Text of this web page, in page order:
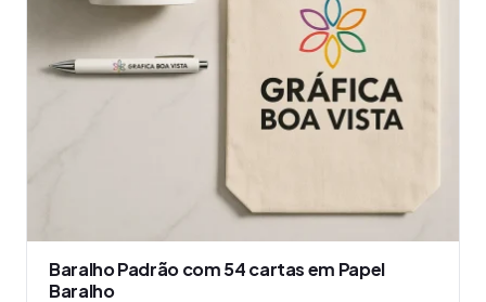
escolhidas
na
Baralho Padrão com 54 cartas em Papel
Baralho